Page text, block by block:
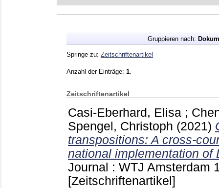
Gruppieren nach:
Springe zu: Zeitschriftenartikel
Anzahl der Einträge: 1
Zeitschriftenartikel
Casi-Eberhard, Elisa ;
Spengel, Christoph (2021)
transpositions: A cross-
national implementation of
Journal : WTJ Amsterdam
[Zeitschriftenartikel]